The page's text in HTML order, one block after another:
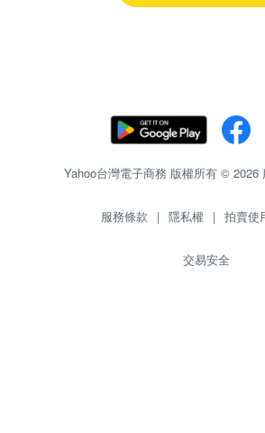
Yahoo台灣電子商務 版權所有 © 2026
服務條款 | 隱私權 | 拍賣使
交易安全